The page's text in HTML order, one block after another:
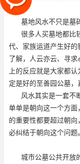
更多些，直观体现在选
墓地风水不只是墓
很多人买墓地都比
代、家族运道产生好
了解，人云亦云、寻
上的反应就是大家都
定是好的至善园公墓，
风水其实是一套不
单单是朝向这一个方
的重要性都要超过朝
必纠结于朝向这个问题。
城市公墓公共开放